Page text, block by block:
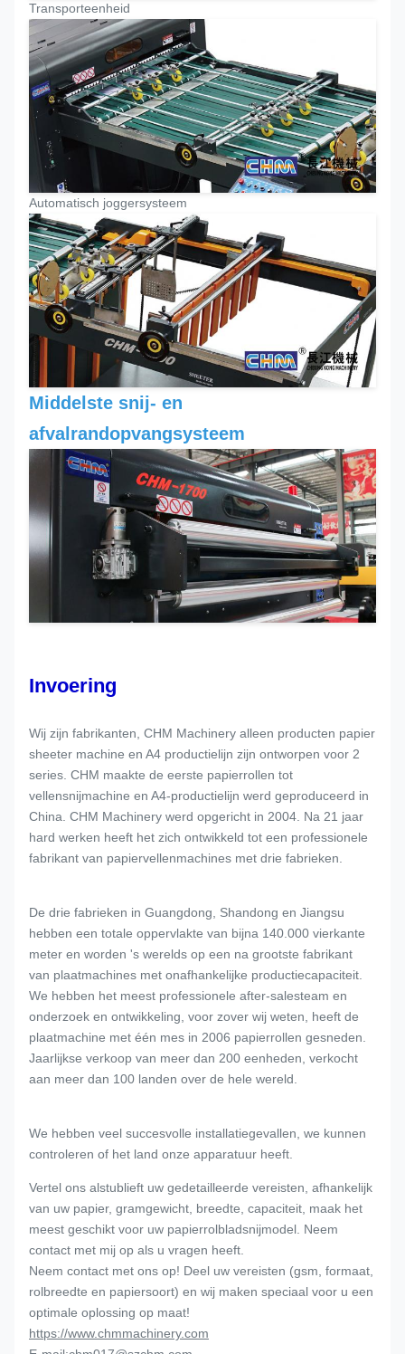
Transporteenheid
Automatisch joggersysteem
Middelste snij- en
afvalrandopvangsysteem
Invoering
Wij zijn fabrikanten, CHM Machinery alleen producten papier
sheeter machine en A4 productielijn zijn ontworpen voor 2
series. CHM maakte de eerste papierrollen tot
vellensnijmachine en A4-productielijn werd geproduceerd in
China. CHM Machinery werd opgericht in 2004. Na 21 jaar
hard werken heeft het zich ontwikkeld tot een professionele
fabrikant van papiervellenmachines met drie fabrieken.
De drie fabrieken in Guangdong, Shandong en Jiangsu
hebben een totale oppervlakte van bijna 140.000 vierkante
meter en worden 's werelds op een na grootste fabrikant
van plaatmachines met onafhankelijke productiecapaciteit.
We hebben het meest professionele after-salesteam en
onderzoek en ontwikkeling, voor zover wij weten, heeft de
plaatmachine met één mes in 2006 papierrollen gesneden.
Jaarlijkse verkoop van meer dan 200 eenheden, verkocht
aan meer dan 100 landen over de hele wereld.
We hebben veel succesvolle installatiegevallen, we kunnen
controleren of het land onze apparatuur heeft.
Vertel ons alstublieft uw gedetailleerde vereisten, afhankelijk
van uw papier, gramgewicht, breedte, capaciteit, maak het
meest geschikt voor uw papierrolbladsnijmodel. Neem
contact met mij op als u vragen heeft.
Neem contact met ons op! Deel uw vereisten (gsm, formaat,
rolbreedte en papiersoort) en wij maken speciaal voor u een
optimale oplossing op maat!
https://www.chmmachinery.com